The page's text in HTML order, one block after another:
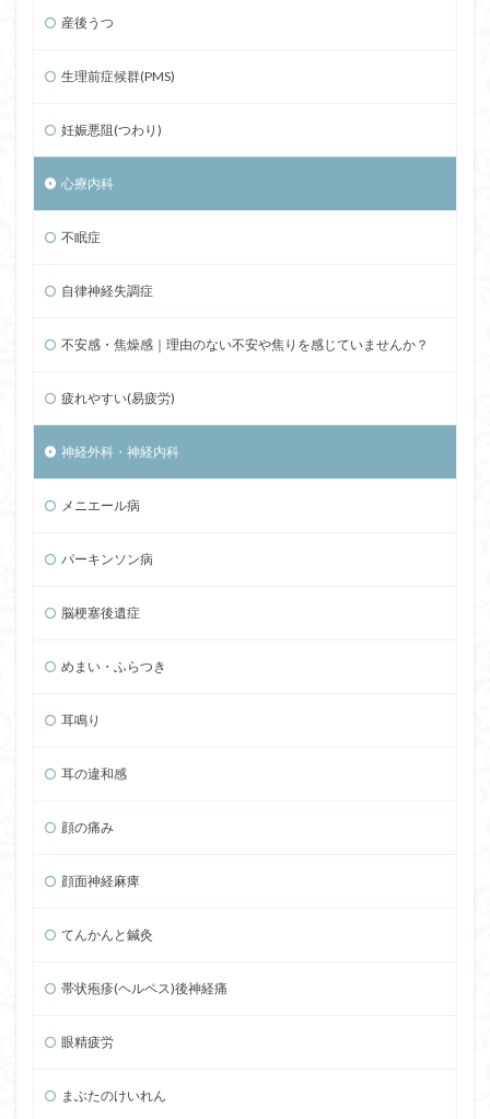
産後うつ
生理前症候群(PMS)
妊娠悪阻(つわり)
心療内科
不眠症
自律神経失調症
不安感・焦燥感｜理由のない不安や焦りを感じていませんか？
疲れやすい(易疲労)
神経外科・神経内科
メニエール病
パーキンソン病
脳梗塞後遺症
めまい・ふらつき
耳鳴り
耳の違和感
顔の痛み
顔面神経麻痺
てんかんと鍼灸
帯状疱疹(ヘルペス)後神経痛
眼精疲労
まぶたのけいれん